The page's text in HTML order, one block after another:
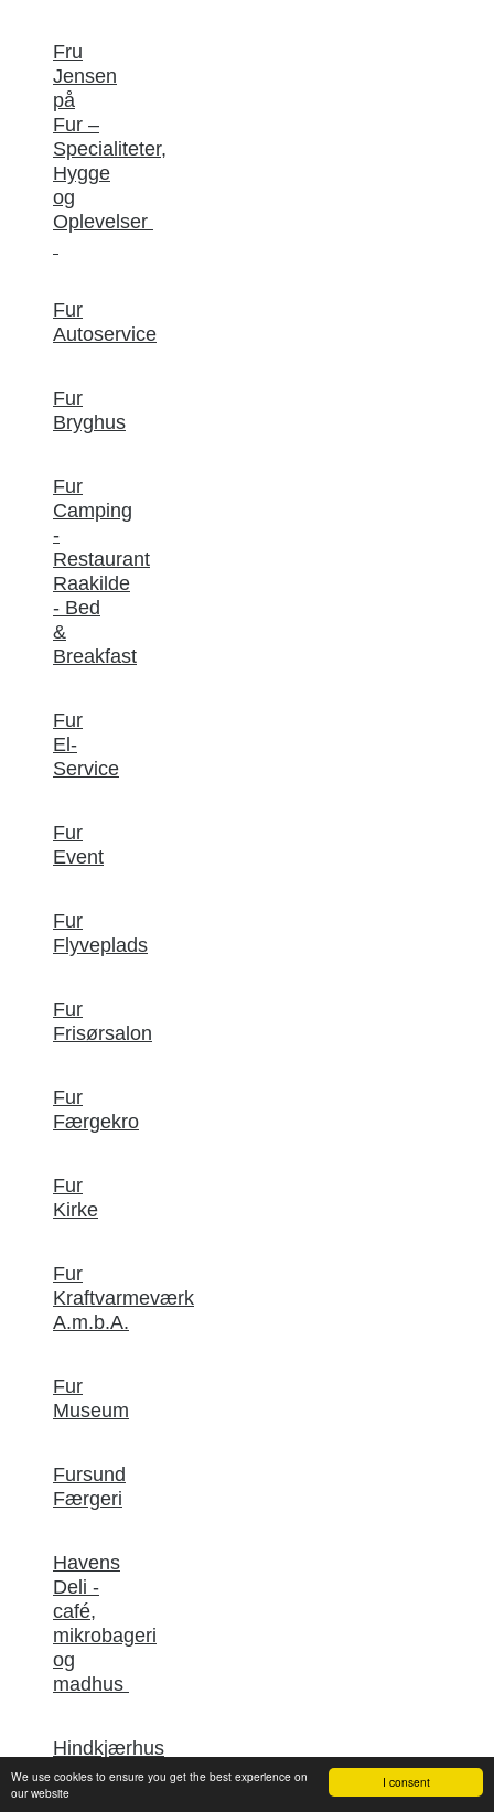
I consent
We use cookies to ensure you get the best experience on
our website
Fru
Jensen
på
Fur –
Specialiteter,
Hygge
og
Oplevelser
Fur
Autoservice
Fur
Bryghus
Fur
Camping
-
Restaurant
Raakilde
- Bed
&
Breakfast
Fur
El-
Service
Fur
Event
Fur
Flyveplads
Fur
Frisørsalon
Fur
Færgekro
Fur
Kirke
Fur
Kraftvarmeværk
A.m.b.A.
Fur
Museum
Fursund
Færgeri
Havens
Deli -
café,
mikrobageri
og
madhus
Hindkjærhus
B&B